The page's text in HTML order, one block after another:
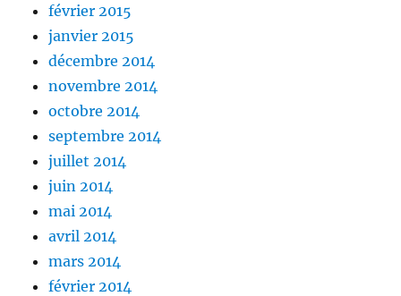
février 2015
janvier 2015
décembre 2014
novembre 2014
octobre 2014
septembre 2014
juillet 2014
juin 2014
mai 2014
avril 2014
mars 2014
février 2014